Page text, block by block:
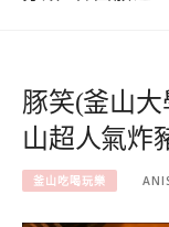
豚笑(釜山大
山超人氣炸
釜山吃喝玩樂